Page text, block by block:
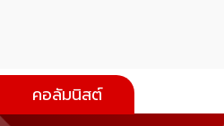
คอลัมนิสต์